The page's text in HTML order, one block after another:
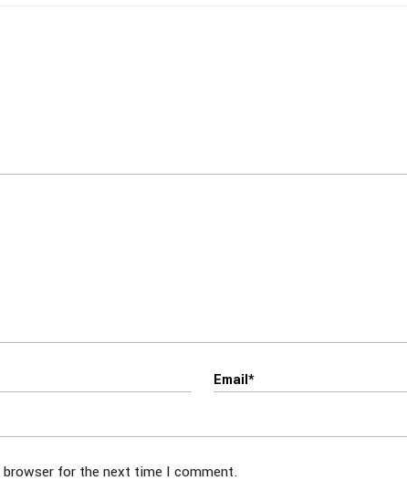
browser for the next time I comment.